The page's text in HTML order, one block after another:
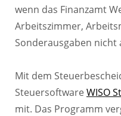
wenn das Finanzamt
Arbeitszimmer,
Sonderausgaben nicht
Mit dem
Steuersoftware WISO
mit. Das Programm